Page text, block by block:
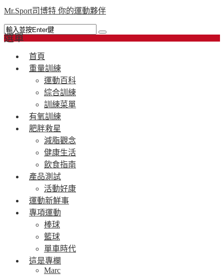
Mr.Sport司博特 你的運動夥伴
選單
首頁
重量訓練
運動百科
綜合訓練
訓練菜單
有氧訓練
肥胖救星
減脂觀念
健康生活
飲食指南
產品測試
活動好康
運動新鮮事
專項運動
棒球
籃球
單車時代
這是專欄
Marc